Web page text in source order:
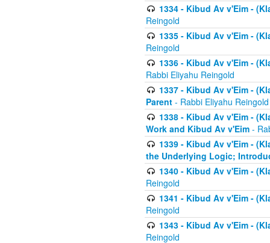
1334 - Kibud Av v'Eim -
Reingold
1335 - Kibud Av v'Eim -
Reingold
1336 - Kibud Av v'Eim -
Rabbi Eliyahu Reingold
1337 - Kibud Av v'Eim -
Parent - Rabbi Eliyahu Reingold
1338 - Kibud Av v'Eim -
Work and Kibud Av v'Eim -
1339 - Kibud Av v'Eim -
the Underlying Logic;
1340 - Kibud Av v'Eim -
Reingold
1341 - Kibud Av v'Eim -
Reingold
1343 - Kibud Av v'Eim -
Reingold